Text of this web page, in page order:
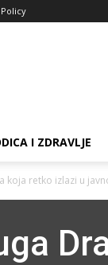
I ZDRAVLJE
koja retko izlazi u